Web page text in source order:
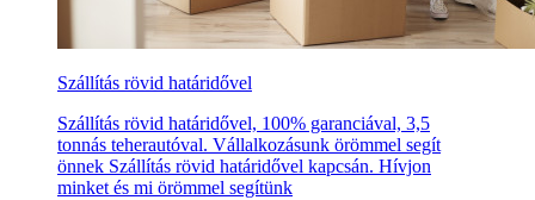
Szállítás rövid határidővel
Szállítás rövid határidővel, 100% garanciával, 3,5
tonnás teherautóval. Vállalkozásunk örömmel segít
önnek Szállítás rövid határidővel kapcsán. Hívjon
minket és mi örömmel segítünk